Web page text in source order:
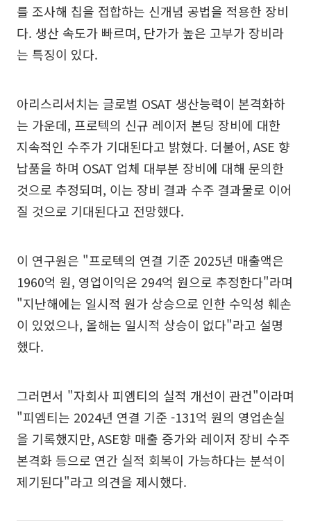
를 조사해 칩을 접합하는 신개념 공법을 적용한 장비
다. 생산 속도가 빠르며, 단가가 높은 고부가 장비라
는 특징이 있다.
아리스리서치는 글로벌 OSAT 생산능력이 본격화하
는 가운데, 프로텍의 신규 레이저 본딩 장비에 대한
지속적인 수주가 기대된다고 밝혔다. 더불어, ASE 향
납품을 하며 OSAT 업체 대부분 장비에 대해 문의한
것으로 추정되며, 이는 장비 결과 수주 결과물로 이어
질 것으로 기대된다고 전망했다.
이 연구원은 "프로텍의 연결 기준 2025년 매출액은
1960억 원, 영업이익은 294억 원으로 추정한다"라며
"지난해에는 일시적 원가 상승으로 인한 수익성 훼손
이 있었으나, 올해는 일시적 상승이 없다"라고 설명
했다.
그러면서 "자회사 피엠티의 실적 개선이 관건"이라며
"피엠티는 2024년 연결 기준 -131억 원의 영업손실
을 기록했지만, ASE향 매출 증가와 레이저 장비 수주
본격화 등으로 연간 실적 회복이 가능하다는 분석이
제기된다"라고 의견을 제시했다.